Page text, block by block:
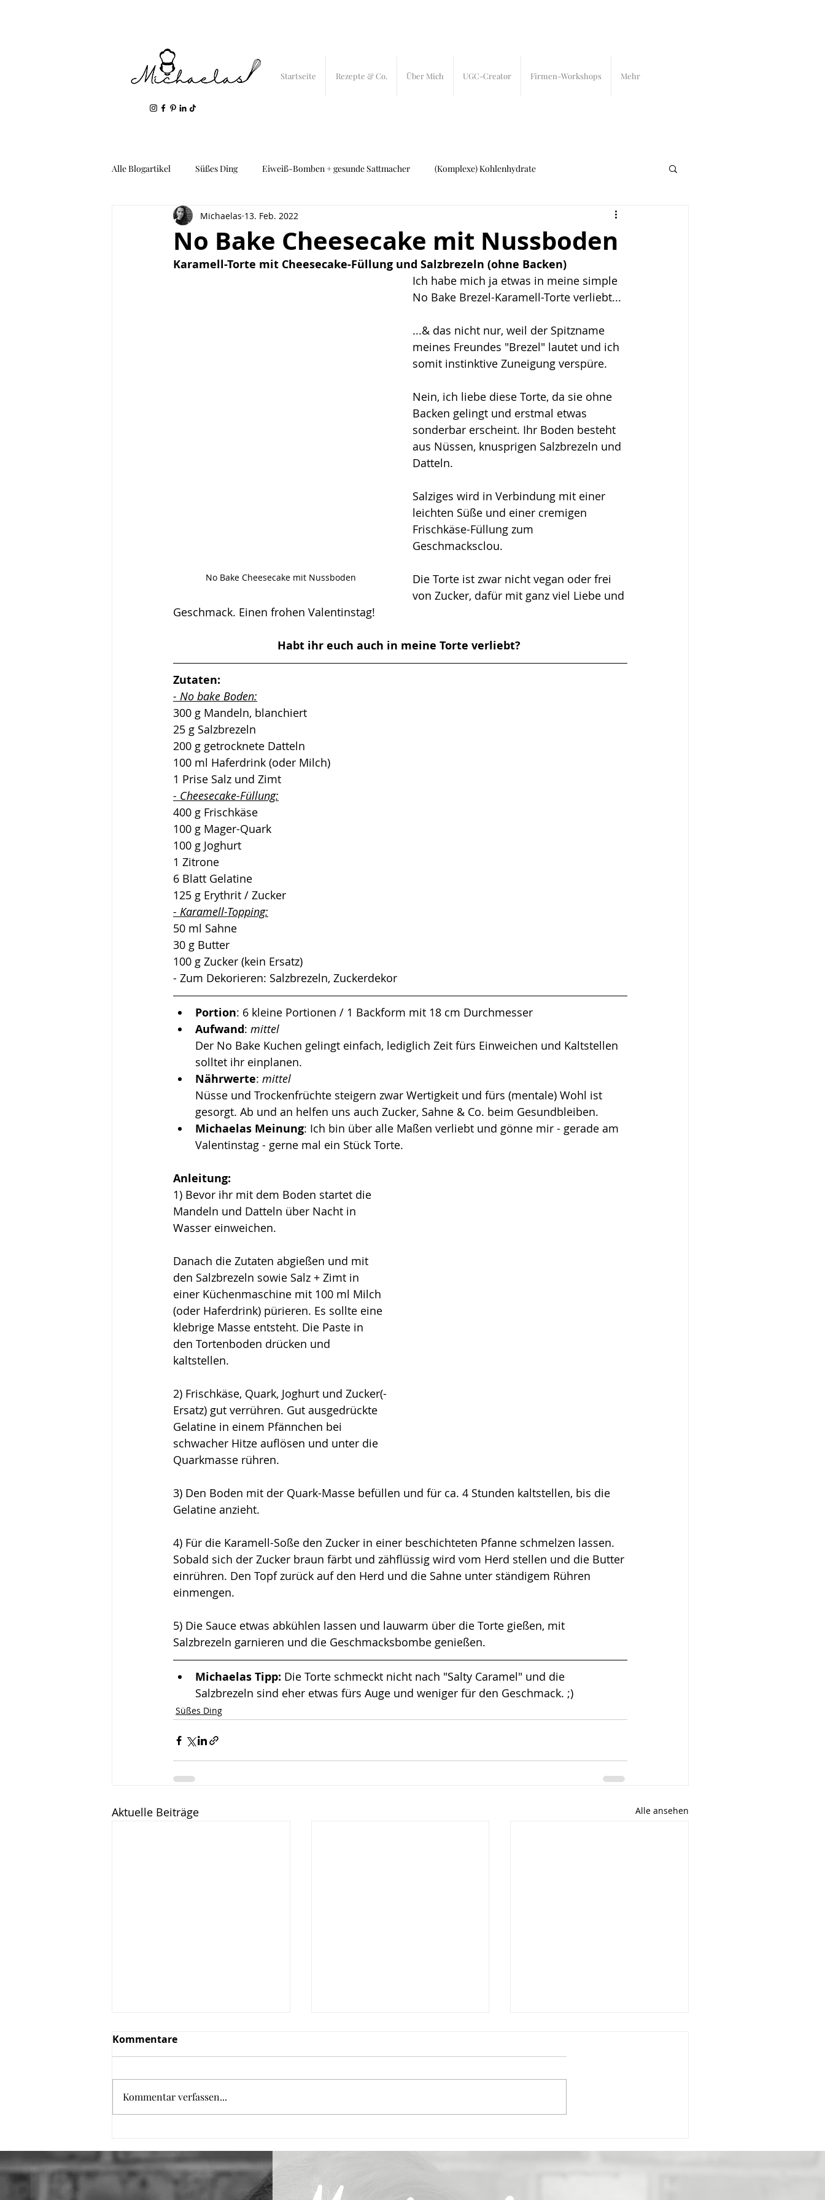
Startseite Rezepte & Co. Über Mich UGC-Creator Firmen-Workshops Mehr
Alle Blogartikel Süßes Ding Eiweiß-Bomben + gesunde Sattmacher (Komplexe) Kohlenhydrate
Geil: Gemüse & Kartoffeln Fisch und Fleisch
No Bake Cheesecake mit Nussboden
Michaelas 13. Feb. 2022
Karamell-Torte mit Cheesecake-Füllung und Salzbrezeln (ohne Backen)
No Bake Cheesecake mit Nussboden
Ich habe mich ja etwas in meine simple
No Bake Brezel-Karamell-Torte verliebt...
...& das nicht nur, weil der Spitzname
meines Freundes "Brezel" lautet und ich
somit instinktive Zuneigung verspüre.
Nein, ich liebe diese Torte, da sie ohne
Backen gelingt und erstmal etwas
sonderbar erscheint. Ihr Boden besteht
aus Nüssen, knusprigen Salzbrezeln und
Datteln.
Salziges wird in Verbindung mit einer
leichten Süße und einer cremigen
Frischkäse-Füllung zum
Geschmacksclou.
Die Torte ist zwar nicht vegan oder frei
von Zucker, dafür mit ganz viel Liebe und
Geschmack. Einen frohen Valentinstag!
Habt ihr euch auch in meine Torte verliebt?
Zutaten:
- No bake Boden:
300 g Mandeln, blanchiert
25 g Salzbrezeln
200 g getrocknete Datteln
100 ml Haferdrink (oder Milch)
1 Prise Salz und Zimt
- Cheesecake-Füllung:
400 g Frischkäse
100 g Mager-Quark
100 g Joghurt
1 Zitrone
6 Blatt Gelatine
125 g Erythrit / Zucker
- Karamell-Topping:
50 ml Sahne
30 g Butter
100 g Zucker (kein Ersatz)
- Zum Dekorieren: Salzbrezeln, Zuckerdekor
Portion: 6 kleine Portionen / 1 Backform mit 18 cm Durchmesser
Aufwand: mittel
Der No Bake Kuchen gelingt einfach, lediglich Zeit fürs Einweichen und Kaltstellen
solltet ihr einplanen.
Nährwerte: mittel
Nüsse und Trockenfrüchte steigern zwar Wertigkeit und fürs (mentale) Wohl ist
gesorgt. Ab und an helfen uns auch Zucker, Sahne & Co. beim Gesundbleiben.
Michaelas Meinung: Ich bin über alle Maßen verliebt und gönne mir - gerade am
Valentinstag - gerne mal ein Stück Torte.
Anleitung:
1) Bevor ihr mit dem Boden startet die
Mandeln und Datteln über Nacht in
Wasser einweichen.
Danach die Zutaten abgießen und mit
den Salzbrezeln sowie Salz + Zimt in
einer Küchenmaschine mit 100 ml Milch
(oder Haferdrink) pürieren. Es sollte eine
klebrige Masse entsteht. Die Paste in
den Tortenboden drücken und
kaltstellen.
2) Frischkäse, Quark, Joghurt und Zucker(-
Ersatz) gut verrühren. Gut ausgedrückte
Gelatine in einem Pfännchen bei
schwacher Hitze auflösen und unter die
Quarkmasse rühren.
3) Den Boden mit der Quark-Masse befüllen und für ca. 4 Stunden kaltstellen, bis die
Gelatine anzieht.
4) Für die Karamell-Soße den Zucker in einer beschichteten Pfanne schmelzen lassen.
Sobald sich der Zucker braun färbt und zähflüssig wird vom Herd stellen und die Butter
einrühren. Den Topf zurück auf den Herd und die Sahne unter ständigem Rühren
einmengen.
5) Die Sauce etwas abkühlen lassen und lauwarm über die Torte gießen, mit
Salzbrezeln garnieren und die Geschmacksbombe genießen.
Michaelas Tipp: Die Torte schmeckt nicht nach "Salty Caramel" und die
Salzbrezeln sind eher etwas fürs Auge und weniger für den Geschmack. ;)
Süßes Ding
Aktuelle Beiträge Alle ansehen
Backofen
Kaltschale
Kommentare
Kommentar verfassen...